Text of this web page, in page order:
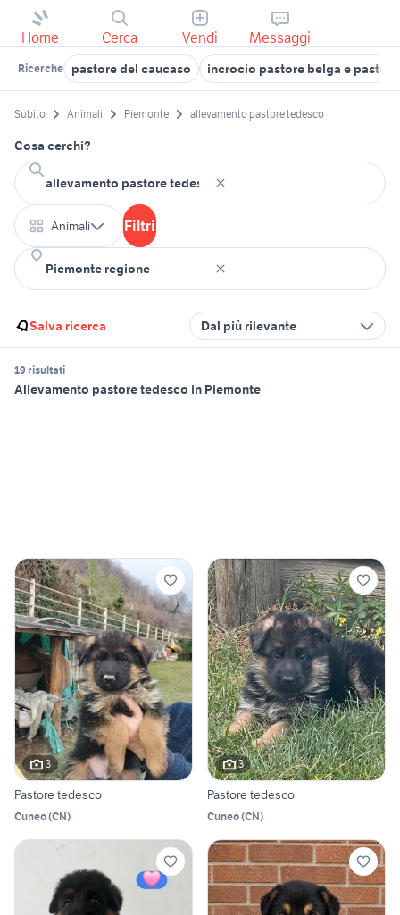
Home Cerca Vendi Messaggi
Ricerche pastore del caucaso incrocio pastore belga e
Subito Animali Piemonte allevamento pastore tedesco
Cosa cerchi?
Animali Filtri
Salva ricerca Dal più rilevante
19 risultati
Allevamento pastore tedesco in Piemonte
3
Pastore tedesco
Cuneo(CN)
3
Pastore tedesco
Cuneo(CN)